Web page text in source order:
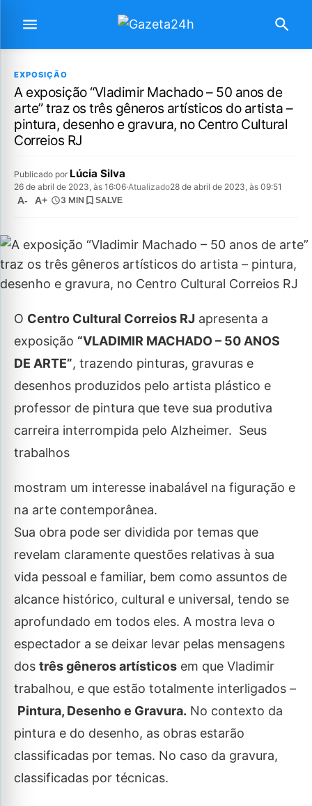
EXPOSIÇÃO
A exposição “Vladimir Machado – 50 anos de
arte” traz os três gêneros artísticos do artista –
pintura, desenho e gravura, no Centro Cultural
Correios RJ
Publicado por Lúcia Silva
26 de abril de 2023, às 16:06·Atualizado28 de abril de 2023, às 09:51
A- A+ 3 MIN SALVE
O Centro Cultural Correios RJ apresenta a
exposição “VLADIMIR MACHADO – 50 ANOS
DE ARTE”, trazendo pinturas, gravuras e
desenhos produzidos pelo artista plástico e
professor de pintura que teve sua produtiva
carreira interrompida pelo Alzheimer. Seus
trabalhos
mostram um interesse inabalável na figuração e
na arte contemporânea.
Sua obra pode ser dividida por temas que
revelam claramente questões relativas à sua
vida pessoal e familiar, bem como assuntos de
alcance histórico, cultural e universal, tendo se
aprofundado em todos eles. A mostra leva o
espectador a se deixar levar pelas mensagens
dos três gêneros artísticos em que Vladimir
trabalhou, e que estão totalmente interligados –
Pintura, Desenho e Gravura. No contexto da
pintura e do desenho, as obras estarão
classificadas por temas. No caso da gravura,
classificadas por técnicas.